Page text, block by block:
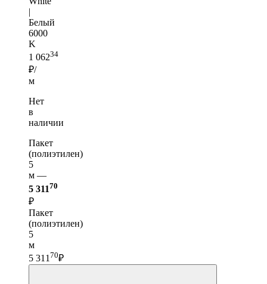
|
Белый
6000
K
1 06234
₽/
м
Нет
в
наличии
Пакет
(полиэтилен)
5
м —
5 31170
₽
Пакет
(полиэтилен)
5
м
5 311 70₽